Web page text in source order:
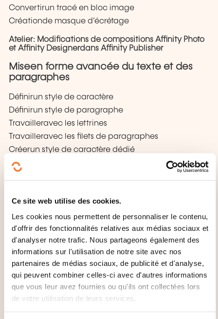
Ce site web utilise des cookies.
Les cookies nous permettent de personnaliser le contenu,
d'offrir des fonctionnalités relatives aux médias sociaux et
d'analyser notre trafic. Nous partageons également des
informations sur l'utilisation de notre site avec nos
partenaires de médias sociaux, de publicité et d'analyse,
qui peuvent combiner celles-ci avec d'autres informations
que vous leur avez fournies ou qu'ils ont collectées lors
de votre utilisation de leurs services.
Convertirun tracé en bloc image
Créationde masque d’écrétage
Atelier: Modifications de compositions Affinity Photo
et Affinity Designerdans Affinity Publisher
Miseen forme avancée du texte et des
paragraphes
Définirun style de caractère
Définirun style de paragraphe
Travailleravec les lettrines
Travailleravec les filets de paragraphes
Créerun style de caractère dédié
Stylesimbriqués
Lesnuanciers par défauts
Créerson propre nuancier
àpartir du document
àpartir d’un document
Enregistrerson nuancier pour le document / pour
l’application